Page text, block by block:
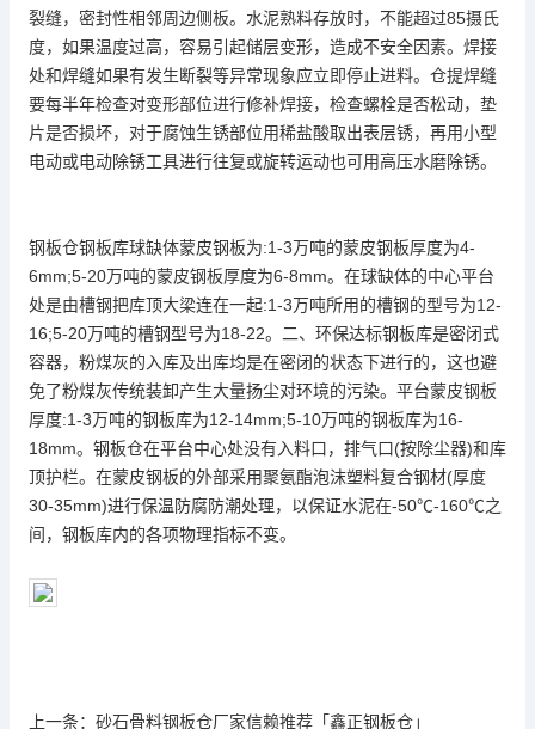
裂缝，密封性相邻周边侧板。水泥熟料存放时，不能超过85摄氏
度，如果温度过高，容易引起储层变形，造成不安全因素。焊接
处和焊缝如果有发生断裂等异常现象应立即停止进料。仓提焊缝
要每半年检查对变形部位进行修补焊接，检查螺栓是否松动，垫
片是否损坏，对于腐蚀生锈部位用稀盐酸取出表层锈，再用小型
电动或电动除锈工具进行往复或旋转运动也可用高压水磨除锈。
钢板仓钢板库球缺体蒙皮钢板为:1-3万吨的蒙皮钢板厚度为4-
6mm;5-20万吨的蒙皮钢板厚度为6-8mm。在球缺体的中心平台
处是由槽钢把库顶大梁连在一起:1-3万吨所用的槽钢的型号为12-
16;5-20万吨的槽钢型号为18-22。二、环保达标钢板库是密闭式
容器，粉煤灰的入库及出库均是在密闭的状态下进行的，这也避
免了粉煤灰传统装卸产生大量扬尘对环境的污染。平台蒙皮钢板
厚度:1-3万吨的钢板库为12-14mm;5-10万吨的钢板库为16-
18mm。钢板仓在平台中心处没有入料口，排气口(按除尘器)和库
顶护栏。在蒙皮钢板的外部采用聚氨酯泡沫塑料复合钢材(厚度
30-35mm)进行保温防腐防潮处理，以保证水泥在-50℃-160℃之
间，钢板库内的各项物理指标不变。
上一条： 砂石骨料钢板仓厂家信赖推荐「鑫正钢板仓」